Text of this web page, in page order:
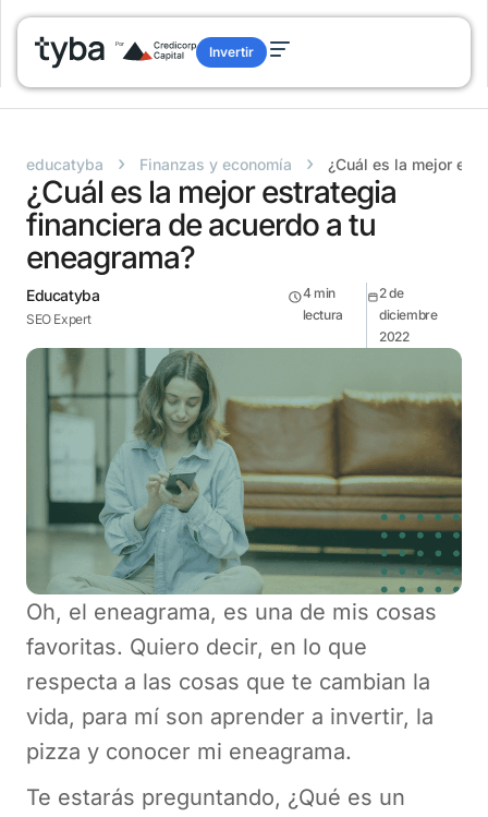
Invertir
educatyba › Finanzas y economía › ¿Cuál es la mejor
¿Cuál es la mejor estrategia
financiera de acuerdo a tu
eneagrama?
Educatyba
SEO Expert
4 min
lectura
2 de
diciembre
2022
Oh, el eneagrama, es una de mis cosas
favoritas. Quiero decir, en lo que
respecta a las cosas que te cambian la
vida, para mí son aprender a invertir, la
pizza y conocer mi eneagrama.
Te estarás preguntando, ¿Qué es un